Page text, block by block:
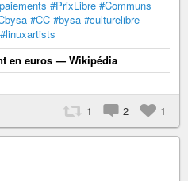
#PrixLibre #Communs
#CC #bysa #culturelibre
#linuxartists
en euros — Wikipédia
1 2 1